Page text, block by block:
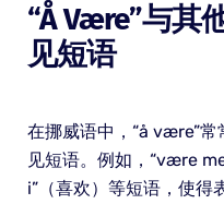
“å Være”与其
见短语
在挪威语中，“å være”
见短语。例如，“være
i”（喜欢）等短语，使得